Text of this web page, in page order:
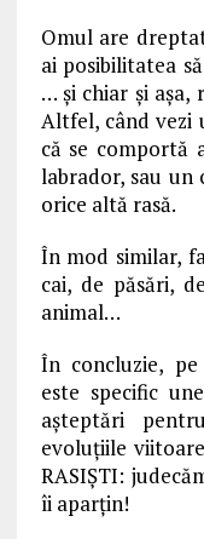
Omul are
ai posibilitatea
… și chiar și așa,
Altfel, când vezi
că se comportă
labrador, sau un
orice altă rasă.
În mod similar,
cai, de păsări,
animal…
În concluzie,
este specific
așteptări
evoluțiile
RASIȘTI:
îi aparțin!